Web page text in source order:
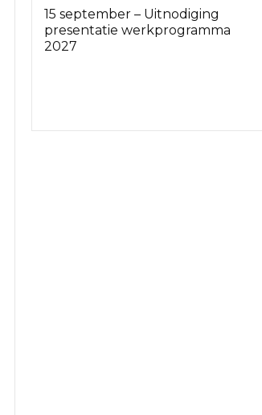
15 september – Uitnodiging
presentatie werkprogramma
2027